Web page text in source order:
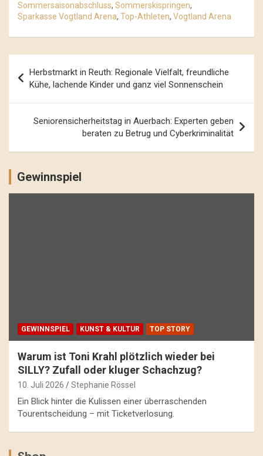
Sommersaisonabschluss, Sommerskispringen,
Sparkasse Vogtland Arena, Top-Athleten, Vogtland Arena
Navigation
Herbstmarkt in Reuth: Regionale Vielfalt, freundliche
Kühe, lachende Kinder und ganz viel Sonnenschein
Seniorensicherheitstag in Auerbach: Experten geben
beraten zu Betrug und Cyberkriminalität
Gewinnspiel
GEWINNSPIEL KUNST & KULTUR TOP STORY
Warum ist Toni Krahl plötzlich wieder bei
SILLY? Zufall oder kluger Schachzug?
10. Juli 2026 Stephanie Rössel
Ein Blick hinter die Kulissen einer überraschenden
Tourentscheidung – mit Ticketverlosung.